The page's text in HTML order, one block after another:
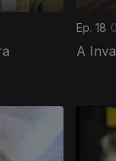
Ep. 18
A